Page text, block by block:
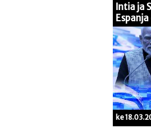
Intia ja
Espanja
ke